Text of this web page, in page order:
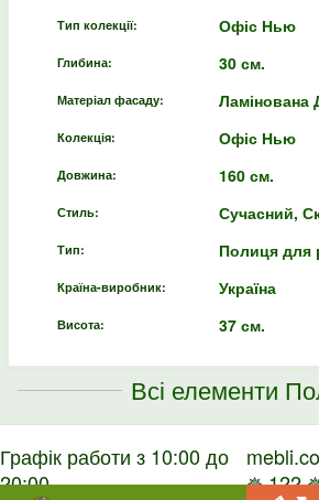
Тип колекції: Офіс Нью
Глибина: 30 см.
Матеріал фасаду: Ламінована
Колекція: Офіс Нью
Довжина: 160 см.
Стиль: Сучасний,
Тип: Полиця для
Країна-виробник: Україна
Висота: 37 см.
Всі елементи
Графік работи з 10:00 до
20:00
✵ 122